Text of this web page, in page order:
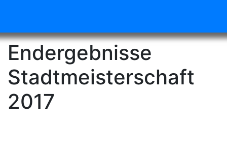
Endergebnisse
Stadtmeisterschaft
2017